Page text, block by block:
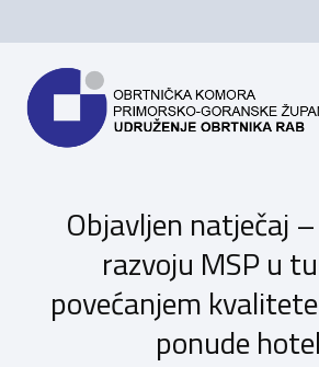
Objavljen natječaj
razvoju MSP u
povećanjem
ponude